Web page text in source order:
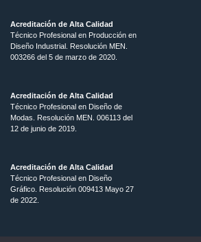
Acreditación de Alta Calidad
Técnico Profesional en Producción en
Diseño Industrial. Resolución MEN.
003266 del 5 de marzo de 2020.
Acreditación de Alta Calidad
Técnico Profesional en Diseño de
Modas. Resolución MEN. 006113 del
12 de junio de 2019.
Acreditación de Alta Calidad
Técnico Profesional en Diseño
Gráfico. Resolución 009413 Mayo 27
de 2022.